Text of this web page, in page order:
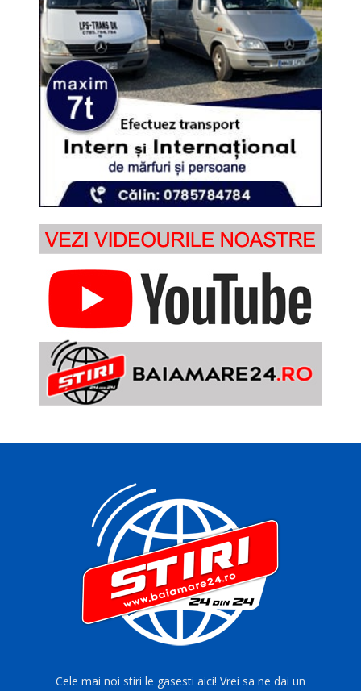
Cele mai noi stiri le gasesti aici! Vrei sa ne dai un